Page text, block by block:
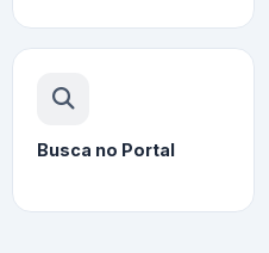
Busca no Portal